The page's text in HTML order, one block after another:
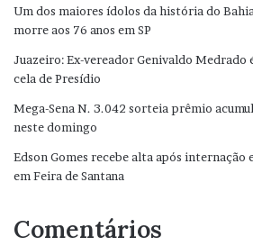
Um dos maiores ídolos da história do
morre aos 76 anos em SP
Juazeiro: Ex-vereador Genivaldo
cela de Presídio
Mega-Sena N. 3.042 sorteia prêmio
neste domingo
Edson Gomes recebe alta após internação
em Feira de Santana
Comentários